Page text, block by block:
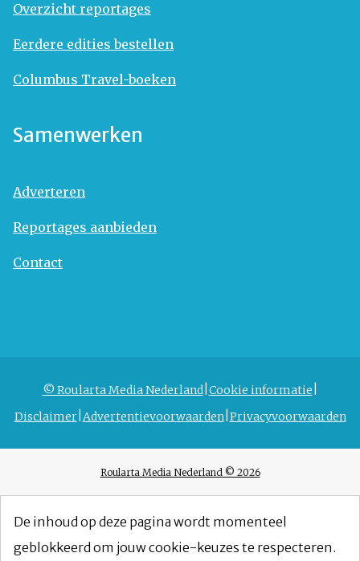
Overzicht reportages
Eerdere edities bestellen
Columbus Travel-boeken
Samenwerken
Adverteren
Reportages aanbieden
Contact
© Roularta Media Nederland Cookie informatie
Disclaimer Advertentievoorwaarden Privacyvoorwaarden
Roularta Media Nederland © 2026
De inhoud op deze pagina wordt momenteel
geblokkeerd om jouw cookie-keuzes te respecteren.